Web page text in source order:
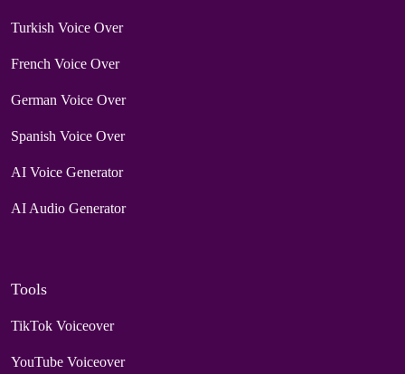
Turkish Voice Over
French Voice Over
German Voice Over
Spanish Voice Over
AI Voice Generator
AI Audio Generator
Tools
TikTok Voiceover
YouTube Voiceover